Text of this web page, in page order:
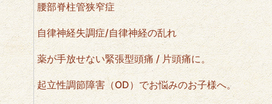
腰部脊柱管狭窄症
自律神経失調症/自律神経の乱れ
薬が手放せない緊張型頭痛 / 片頭痛に。
起立性調節障害（OD）でお悩みのお子様へ。